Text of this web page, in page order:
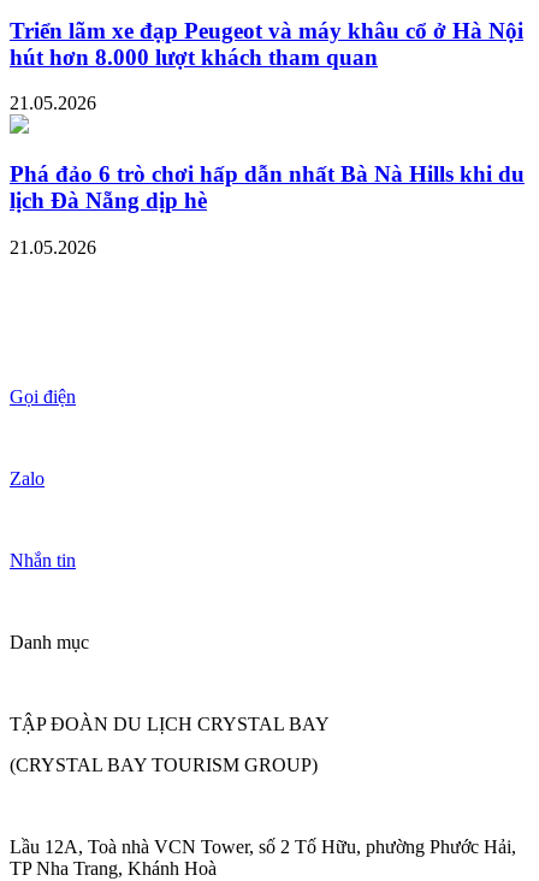
Triển lãm xe đạp Peugeot và máy khâu cổ ở Hà Nội
hút hơn 8.000 lượt khách tham quan
21.05.2026
Phá đảo 6 trò chơi hấp dẫn nhất Bà Nà Hills khi du
lịch Đà Nẵng dịp hè
21.05.2026
Gọi điện
Zalo
Nhắn tin
Danh mục
TẬP ĐOÀN DU LỊCH CRYSTAL BAY
(CRYSTAL BAY TOURISM GROUP)
Lầu 12A, Toà nhà VCN Tower, số 2 Tố Hữu, phường Phước Hải,
TP Nha Trang, Khánh Hoà